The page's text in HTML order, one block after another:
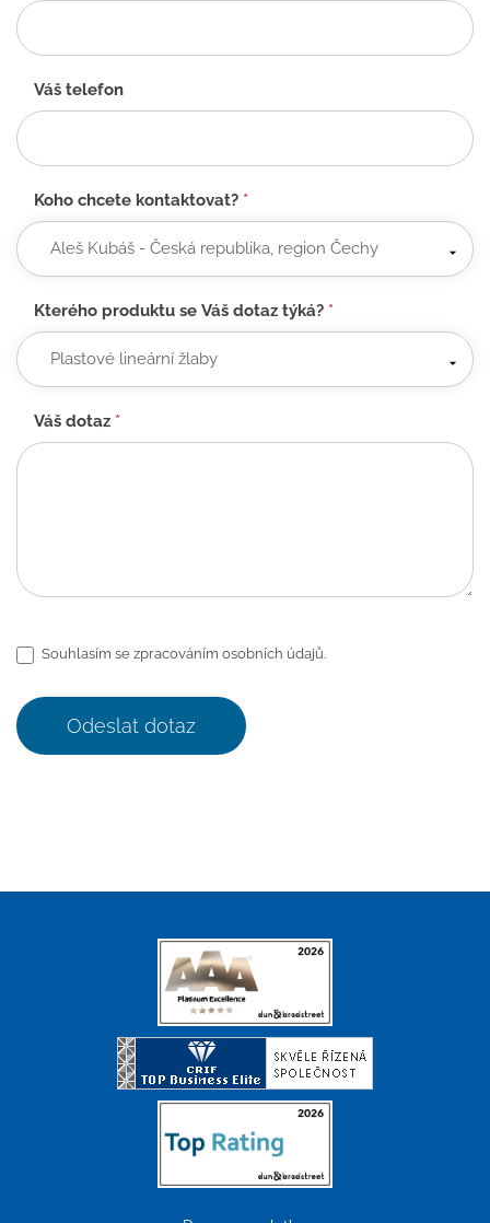
Váš telefon
Koho chcete kontaktovat? *
Kterého produktu se Váš dotaz týká? *
Váš dotaz *
Souhlasím se zpracováním osobních údajů.
Odeslat dotaz